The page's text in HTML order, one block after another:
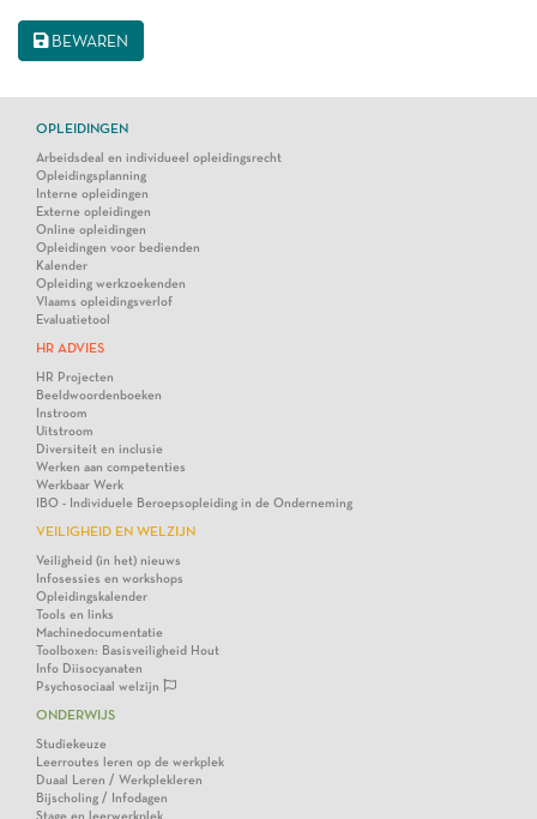
BEWAREN
OPLEIDINGEN
Arbeidsdeal en individueel opleidingsrecht
Opleidingsplanning
Interne opleidingen
Externe opleidingen
Online opleidingen
Opleidingen voor bedienden
Kalender
Opleiding werkzoekenden
Vlaams opleidingsverlof
Evaluatietool
HR ADVIES
HR Projecten
Beeldwoordenboeken
Instroom
Uitstroom
Diversiteit en inclusie
Werken aan competenties
Werkbaar Werk
IBO - Individuele Beroepsopleiding in de Onderneming
VEILIGHEID EN WELZIJN
Veiligheid (in het) nieuws
Infosessies en workshops
Opleidingskalender
Tools en links
Machinedocumentatie
Toolboxen: Basisveiligheid Hout
Info Diisocyanaten
Psychosociaal welzijn
ONDERWIJS
Studiekeuze
Leerroutes leren op de werkplek
Duaal Leren / Werkplekleren
Bijscholing / Infodagen